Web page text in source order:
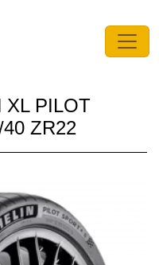
XL PILOT
ZR22